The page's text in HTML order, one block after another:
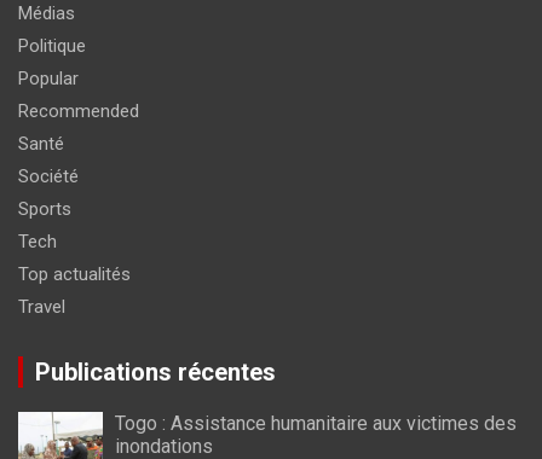
Médias
Politique
Popular
Recommended
Santé
Société
Sports
Tech
Top actualités
Travel
Publications récentes
Togo : Assistance humanitaire aux victimes des
inondations